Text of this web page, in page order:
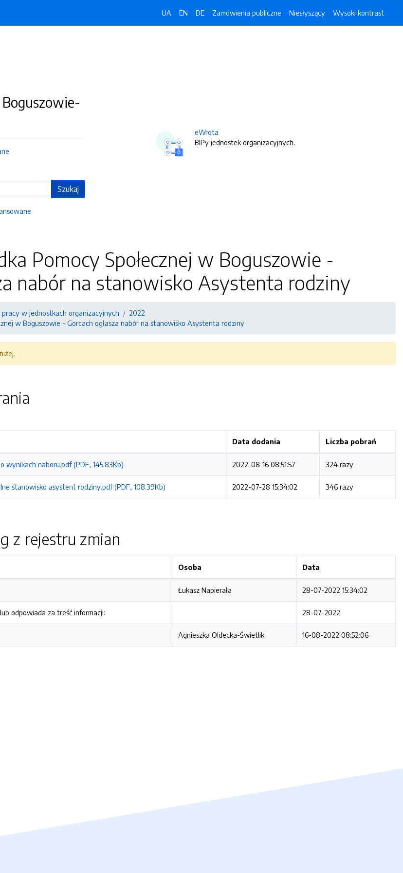
UA EN DE Zamówienia publiczne Niesłyszący Wysoki kontrast
Szukaj
eWrota
BIPy jednostek organizacyjnych.
Pomocy Społecznej w Boguszowie -
nabór na stanowisko Asystenta rodziny
w jednostkach organizacyjnych
2022
w Boguszowie - Gorcach ogłasza nabór na stanowisko Asystenta rodziny
Data dodania Liczba pobrań
wynikach naboru.pdf (PDF, 145.83Kb) 2022-08-16 08:51:57 324 razy
stanowisko asystent rodziny.pdf (PDF, 108.39Kb) 2022-07-28 15:34:02 346 razy
z rejestru zmian
Osoba Data
Łukasz Napierała 28-07-2022 15:34:02
odpowiada za treść informacji: 28-07-2022
Agnieszka Oldecka-Świetlik 16-08-2022 08:52:06